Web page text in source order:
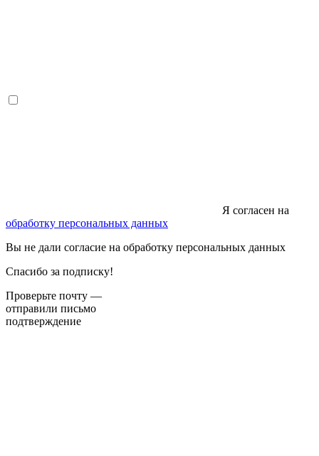
Я согласен на
обработку персональных данных
Вы не дали согласие на обработку персональных данных
Спасибо за подписку!
Проверьте почту —
отправили письмо
подтверждение